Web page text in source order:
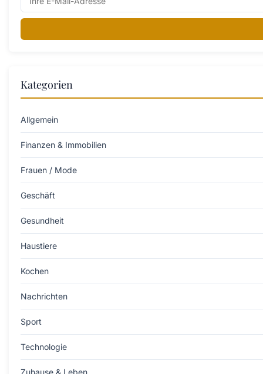
Kategorien
Allgemein
Finanzen & Immobilien
Frauen / Mode
Geschäft
Gesundheit
Haustiere
Kochen
Nachrichten
Sport
Technologie